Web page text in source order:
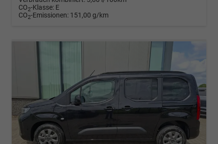
CO2-Klasse: E
CO2-Emissionen: 151,00 g/km